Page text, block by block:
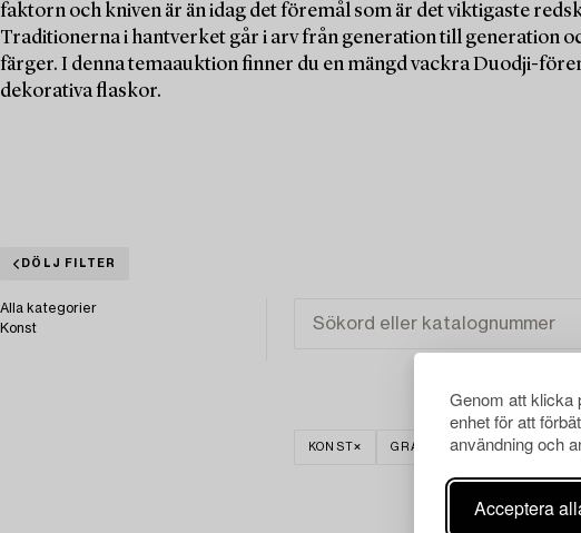
Genom att klicka
enhet för att
användning och
Acceptera
faktorn och kniven är än idag det föremål som är det viktigaste
Traditionerna i hantverket går i arv från generation till generation
färger. I denna temaauktion finner du en mängd vackra Duodji-
dekorativa flaskor.
DÖLJ FILTER
Alla kategorier
Konst
KONST GRAFIK RENSA ALLA